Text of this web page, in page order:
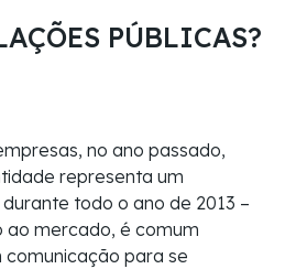
PÚBLICAS?
no ano passado,
representa um
todo o ano de 2013 –
ao mercado, é comum
para se